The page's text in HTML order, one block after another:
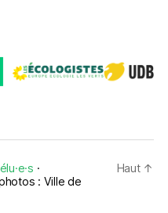
·
: Ville de
Haut ↑